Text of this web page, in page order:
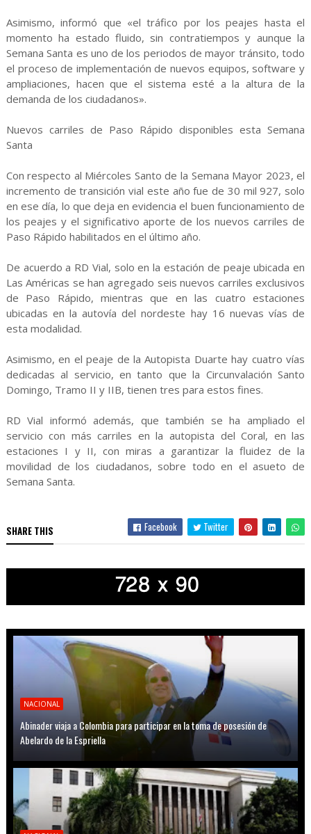
Asimismo, informó que «el tráfico por los peajes hasta el
momento ha estado fluido, sin contratiempos y aunque la
Semana Santa es uno de los periodos de mayor tránsito, todo
el proceso de implementación de nuevos equipos, software y
ampliaciones, hacen que el sistema esté a la altura de la
demanda de los ciudadanos».
Nuevos carriles de Paso Rápido disponibles esta Semana
Santa
Con respecto al Miércoles Santo de la Semana Mayor 2023, el
incremento de transición vial este año fue de 30 mil 927, solo
en ese día, lo que deja en evidencia el buen funcionamiento de
los peajes y el significativo aporte de los nuevos carriles de
Paso Rápido habilitados en el último año.
De acuerdo a RD Vial, solo en la estación de peaje ubicada en
Las Américas se han agregado seis nuevos carriles exclusivos
de Paso Rápido, mientras que en las cuatro estaciones
ubicadas en la autovía del nordeste hay 16 nuevas vías de
esta modalidad.
Asimismo, en el peaje de la Autopista Duarte hay cuatro vías
dedicadas al servicio, en tanto que la Circunvalación Santo
Domingo, Tramo II y IIB, tienen tres para estos fines.
RD Vial informó además, que también se ha ampliado el
servicio con más carriles en la autopista del Coral, en las
estaciones I y II, con miras a garantizar la fluidez de la
movilidad de los ciudadanos, sobre todo en el asueto de
Semana Santa.
SHARE THIS Facebook Twitter
NACIONAL
Abinader viaja a Colombia para participar en la toma de posesión de
Abelardo de la Espriella